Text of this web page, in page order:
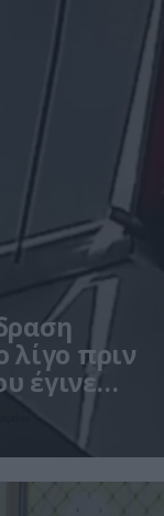
λίγο πριν
έγινε